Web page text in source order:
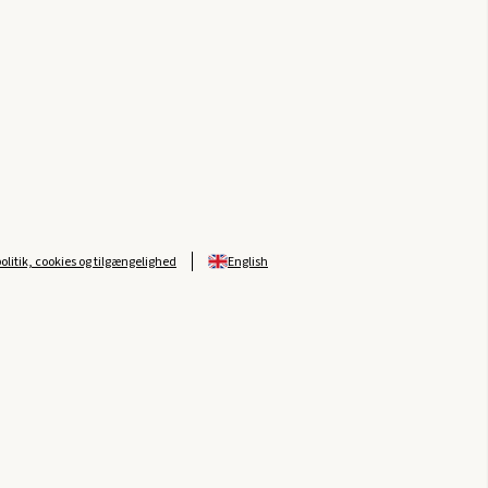
cookies og tilgængelighed English